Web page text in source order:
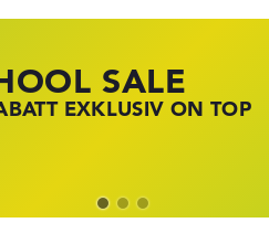
SALE
EXKLUSIV ON TOP
HP KRÄFTIG
KRÄFTIG REDUZIERT